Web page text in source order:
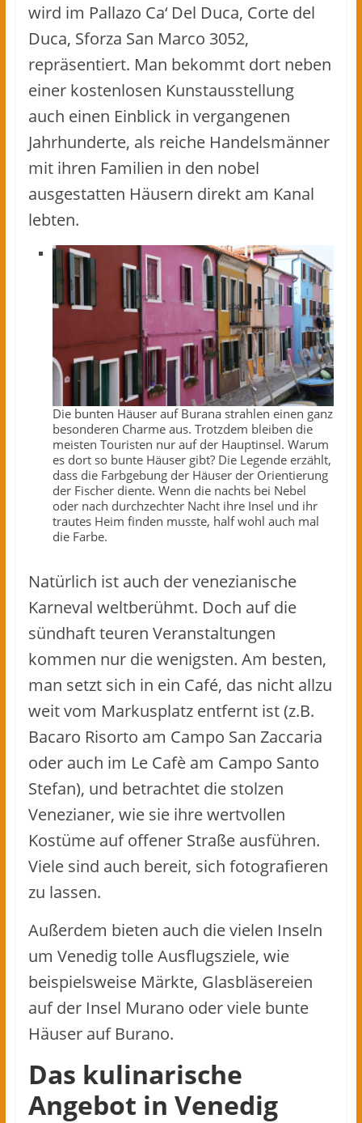
wird im Pallazo Ca‘ Del Duca, Corte del
Duca, Sforza San Marco 3052,
repräsentiert. Man bekommt dort neben
einer kostenlosen Kunstausstellung
auch einen Einblick in vergangenen
Jahrhunderte, als reiche Handelsmänner
mit ihren Familien in den nobel
ausgestatten Häusern direkt am Kanal
lebten.
Die bunten Häuser auf Burana strahlen einen ganz
besonderen Charme aus. Trotzdem bleiben die
meisten Touristen nur auf der Hauptinsel. Warum
es dort so bunte Häuser gibt? Die Legende erzählt,
dass die Farbgebung der Häuser der Orientierung
der Fischer diente. Wenn die nachts bei Nebel
oder nach durchzechter Nacht ihre Insel und ihr
trautes Heim finden musste, half wohl auch mal
die Farbe.
Natürlich ist auch der venezianische
Karneval weltberühmt. Doch auf die
sündhaft teuren Veranstaltungen
kommen nur die wenigsten. Am besten,
man setzt sich in ein Café, das nicht allzu
weit vom Markusplatz entfernt ist (z.B.
Bacaro Risorto am Campo San Zaccaria
oder auch im Le Cafè am Campo Santo
Stefan), und betrachtet die stolzen
Venezianer, wie sie ihre wertvollen
Kostüme auf offener Straße ausführen.
Viele sind auch bereit, sich fotografieren
zu lassen.
Außerdem bieten auch die vielen Inseln
um Venedig tolle Ausflugsziele, wie
beispielsweise Märkte, Glasbläsereien
auf der Insel Murano oder viele bunte
Häuser auf Burano.
Das kulinarische
Angebot in Venedig